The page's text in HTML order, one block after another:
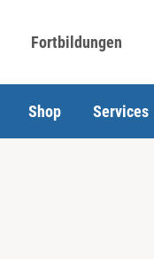
Fortbildungen
Shop Services